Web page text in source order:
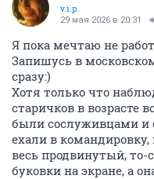
v.i.p.
29 мая 2026 в 20:31
Я пока мечтаю не
Запишусь в
сразу:)
Хотя только что
старичков в возрасте
были сослуживцами и
ехали в
весь продвинутый, то-
буковки на экране, а